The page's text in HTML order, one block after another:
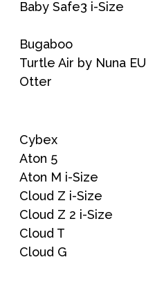
Baby Safe3 i-Size
Bugaboo
Turtle Air by Nuna EU
Otter
Cybex
Aton 5
Aton M i-Size
Cloud Z i-Size
Cloud Z 2 i-Size
Cloud T
Cloud G